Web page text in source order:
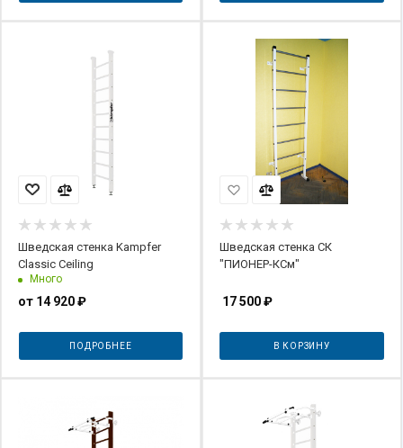
Шведская стенка Kampfer
Classic Ceiling
Много
от 14 920 ₽
ПОДРОБНЕЕ
Шведская стенка СК
"ПИОНЕР-КСм"
17 500₽
В КОРЗИНУ